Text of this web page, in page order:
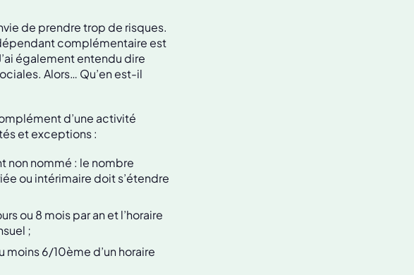
de prendre trop de risques.
complémentaire est
également entendu dire
Alors… Qu’en est-il
d’une activité
et exceptions :
non nommé : le nombre
ou intérimaire doit s’étendre
ou 8 mois par an et l’horaire
;
moins 6/10ème d’un horaire